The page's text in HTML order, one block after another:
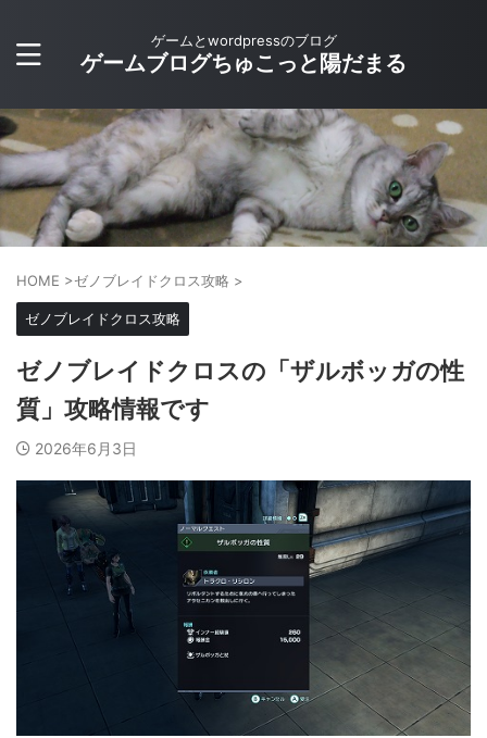
ゲームとwordpressのブログ
ゲームブログちゅこっと陽だまる
HOME >ゼノブレイドクロス攻略 >
ゼノブレイドクロス攻略
ゼノブレイドクロスの「ザルボッガの性
質」攻略情報です
2026年6月3日